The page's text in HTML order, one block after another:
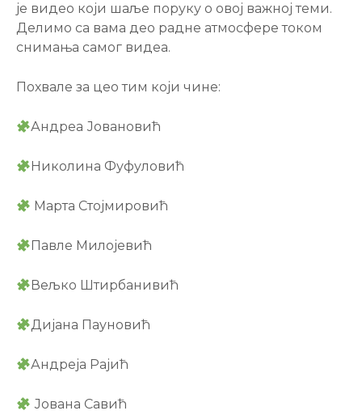
је видео који шаље поруку о овој важној теми.
Делимо са вама део радне атмосфере током
снимања самог видеа.
Похвале за цео тим који чине:
Андреа Јовановић
Николина Фуфуловић
Марта Стојмировић
Павле Милојевић
Вељко Штирбанивић
Дијана Пауновић
Андреја Рајић
Јована Савић